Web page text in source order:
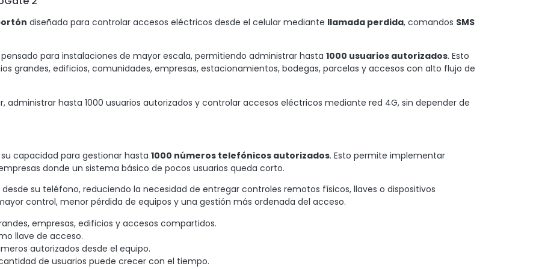
diseñada para controlar accesos eléctricos desde el celular mediante llamada perdida, comandos SMS
para instalaciones de mayor escala, permitiendo administrar hasta 1000 usuarios autorizados. Esto
grandes, edificios, comunidades, empresas, estacionamientos, bodegas, parcelas y accesos con alto flujo de
hasta 1000 usuarios autorizados y controlar accesos eléctricos mediante red 4G, sin depender de
capacidad para gestionar hasta 1000 números telefónicos autorizados. Esto permite implementar
donde un sistema básico de pocos usuarios queda corto.
su teléfono, reduciendo la necesidad de entregar controles remotos físicos, llaves o dispositivos
control, menor pérdida de equipos y una gestión más ordenada del acceso.
empresas, edificios y accesos compartidos.
llave de acceso.
autorizados desde el equipo.
de usuarios puede crecer con el tiempo.